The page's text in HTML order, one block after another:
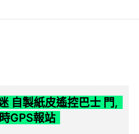
自製紙皮遙控巴士 門,
GPS報站